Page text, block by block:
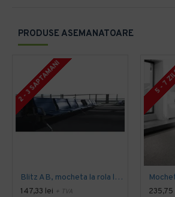
PRODUSE ASEMANATOARE
2 - 3 SAPTAMANI
Blitz AB, mocheta la rola latime 4 m, Balta Industries
147,33 lei + TVA
5 - 7
235,75